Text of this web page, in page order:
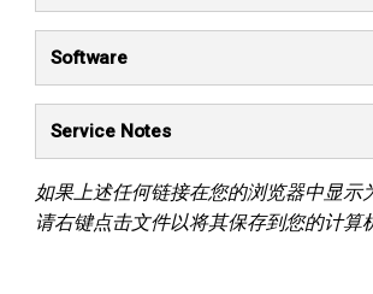
Software
Service Notes
如果上述任何链接在您的浏览器中显示
请右键点击文件以将其保存到您的计算